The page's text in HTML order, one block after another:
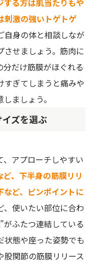
る方は肌当たりもや
刺激の強いトゲトゲ
自身の体と相談しなが
させましょう。筋肉に
だけ筋膜がほぐれる
すぎてしまうと痛みや
ましょう。
ズを選ぶ
アプローチしやすい
ど、下半身の筋膜リリ
など、ピンポイントに
、使いたい部位に合わ
がふたつ連結している
状態や座った姿勢でも
関節の筋膜リリース